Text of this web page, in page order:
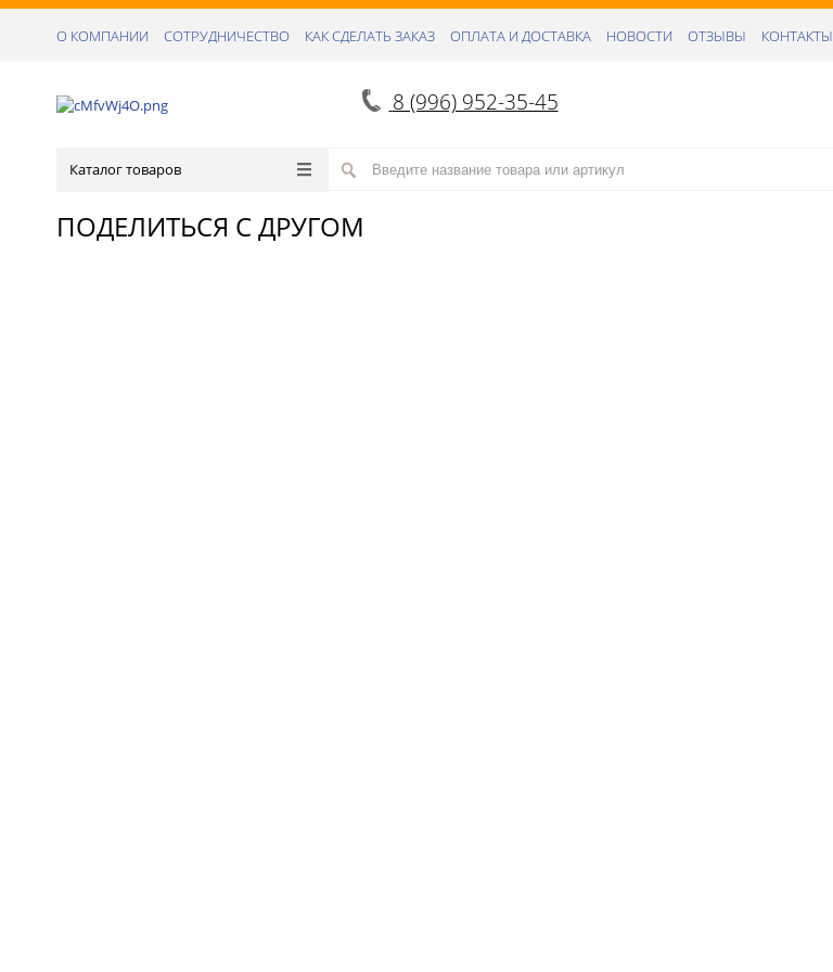
О КОМПАНИИ СОТРУДНИЧЕСТВО КАК СДЕЛАТЬ ЗАКАЗ ОПЛАТА И ДОСТАВКА НОВОСТИ ОТЗЫВЫ КОНТАКТЫ
8 (996) 952-35-45
Каталог товаров
ПОДЕЛИТЬСЯ С ДРУГОМ